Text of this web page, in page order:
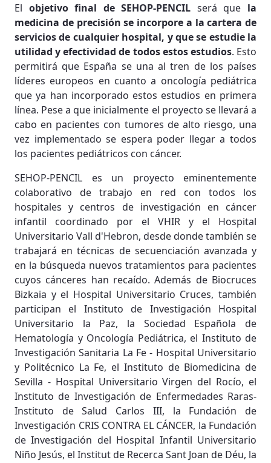
El objetivo final de SEHOP-PENCIL será que la
medicina de precisión se incorpore a la cartera de
servicios de cualquier hospital, y que se estudie la
utilidad y efectividad de todos estos estudios. Esto
permitirá que España se una al tren de los países
líderes europeos en cuanto a oncología pediátrica
que ya han incorporado estos estudios en primera
línea. Pese a que inicialmente el proyecto se llevará a
cabo en pacientes con tumores de alto riesgo, una
vez implementado se espera poder llegar a todos
los pacientes pediátricos con cáncer.
SEHOP-PENCIL es un proyecto eminentemente
colaborativo de trabajo en red con todos los
hospitales y centros de investigación en cáncer
infantil coordinado por el VHIR y el Hospital
Universitario Vall d'Hebron, desde donde también se
trabajará en técnicas de secuenciación avanzada y
en la búsqueda nuevos tratamientos para pacientes
cuyos cánceres han recaído. Además de Biocruces
Bizkaia y el Hospital Universitario Cruces, también
participan el Instituto de Investigación Hospital
Universitario la Paz, la Sociedad Española de
Hematología y Oncología Pediátrica, el Instituto de
Investigación Sanitaria La Fe - Hospital Universitario
y Politécnico La Fe, el Instituto de Biomedicina de
Sevilla - Hospital Universitario Virgen del Rocío, el
Instituto de Investigación de Enfermedades Raras-
Instituto de Salud Carlos III, la Fundación de
Investigación CRIS CONTRA EL CÁNCER, la Fundación
de Investigación del Hospital Infantil Universitario
Niño Jesús, el Institut de Recerca Sant Joan de Déu, la